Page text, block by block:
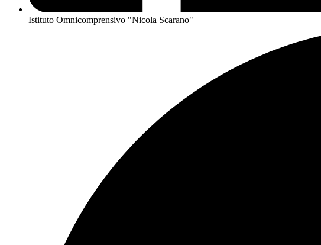
Istituto Omnicomprensivo "Nicola Scarano"